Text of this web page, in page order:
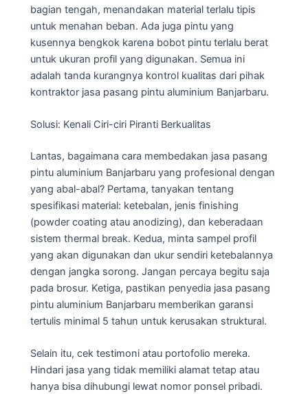
bagian tengah, menandakan material terlalu tipis
untuk menahan beban. Ada juga pintu yang
kusennya bengkok karena bobot pintu terlalu berat
untuk ukuran profil yang digunakan. Semua ini
adalah tanda kurangnya kontrol kualitas dari pihak
kontraktor jasa pasang pintu aluminium Banjarbaru.
Solusi: Kenali Ciri-ciri Piranti Berkualitas
Lantas, bagaimana cara membedakan jasa pasang
pintu aluminium Banjarbaru yang profesional dengan
yang abal-abal? Pertama, tanyakan tentang
spesifikasi material: ketebalan, jenis finishing
(powder coating atau anodizing), dan keberadaan
sistem thermal break. Kedua, minta sampel profil
yang akan digunakan dan ukur sendiri ketebalannya
dengan jangka sorong. Jangan percaya begitu saja
pada brosur. Ketiga, pastikan penyedia jasa pasang
pintu aluminium Banjarbaru memberikan garansi
tertulis minimal 5 tahun untuk kerusakan struktural.
Selain itu, cek testimoni atau portofolio mereka.
Hindari jasa yang tidak memiliki alamat tetap atau
hanya bisa dihubungi lewat nomor ponsel pribadi.